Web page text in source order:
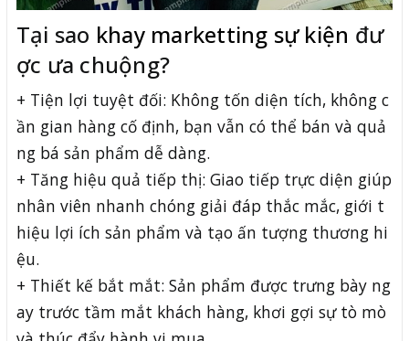
Tại sao khay marketting sự kiện đư
ợc ưa chuộng?
+ Tiện lợi tuyệt đối: Không tốn diện tích, không c
ần gian hàng cố định, bạn vẫn có thể bán và quả
ng bá sản phẩm dễ dàng.
+ Tăng hiệu quả tiếp thị: Giao tiếp trực diện giúp
nhân viên nhanh chóng giải đáp thắc mắc, giới t
hiệu lợi ích sản phẩm và tạo ấn tượng thương hi
ệu.
+ Thiết kế bắt mắt: Sản phẩm được trưng bày ng
ay trước tầm mắt khách hàng, khơi gợi sự tò mò